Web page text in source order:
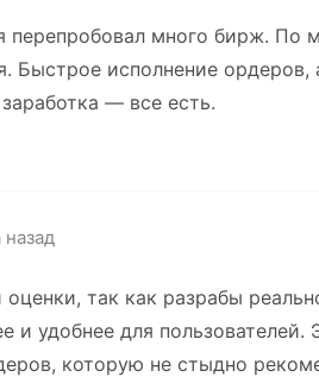
перепробовал много бирж. По
исполнение ордеров,
— все есть.
так как разрабы
и удобнее для
которую не стыдно